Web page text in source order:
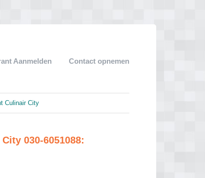
Aanmelden Contact opnemen
Culinair City
030-6051088: